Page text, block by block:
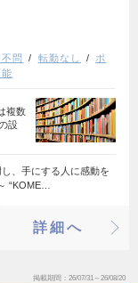
問 転勤なし
ポ
複数
設
、手にする人に感動を
“KOME…
詳細へ
掲載期間 26/07/31～26/08/20